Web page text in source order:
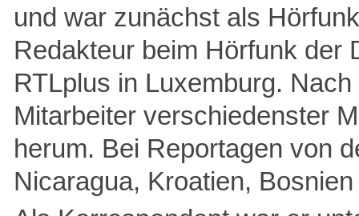
und war zunächst als
Redakteur beim Hörfunk der
RTLplus in Luxemburg.
Mitarbeiter verschiedenster
herum. Bei Reportagen von
Nicaragua, Kroatien,